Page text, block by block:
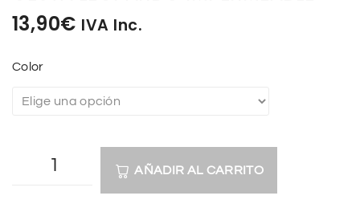
13,90€ IVA Inc.
Color
AÑADIR AL CARRITO